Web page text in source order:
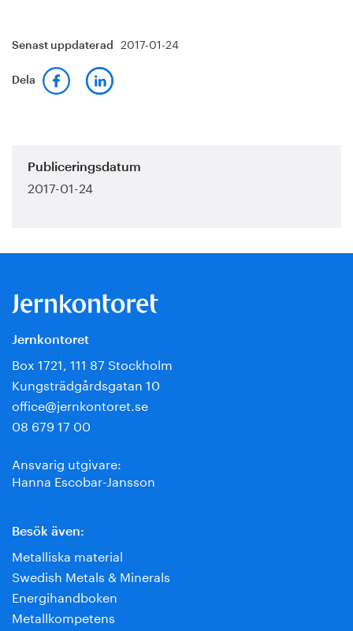
Senast uppdaterad 2017-01-24
Dela
Publiceringsdatum
2017-01-24
Jernkontoret
Box 1721, 111 87 Stockholm
Kungsträdgårdsgatan 10
office@jernkontoret.se
08 679 17 00
Ansvarig utgivare:
Hanna Escobar-Jansson
Besök även:
Metalliska material
Swedish Metals & Minerals
Energihandboken
Metallkompetens